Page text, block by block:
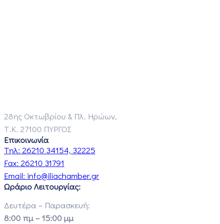
28ης Οκτωβρίου & Πλ. Ηρώων,
Τ.Κ. 27100 ΠΥΡΓΟΣ
Επικοινωνία
Τηλ: 26210 34154, 32225
Fax: 26210 31791
Email: info@iliachamber.gr
Ωράριο Λειτουργίας:
Δευτέρα – Παρασκευή:
8:00 πμ – 15:00 μμ